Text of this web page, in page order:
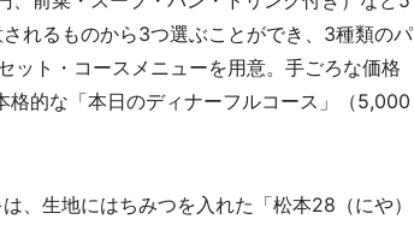
れるものから3つ選ぶことができ、3種類のパ
ット・コースメニューを用意。手ごろな価格
的な「本日のディナーフルコース」（5,000
、生地にはちみつを入れた「松本28（にや）